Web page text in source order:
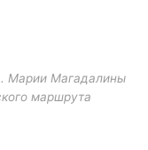
Марии Магадалины
маршрута